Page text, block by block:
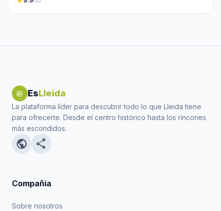
explore EsLleida
La plataforma líder para descubrir todo lo que Lleida tiene
para ofrecerte. Desde el centro histórico hasta los rincones
más escondidos.
public share
Compañía
Sobre nosotros